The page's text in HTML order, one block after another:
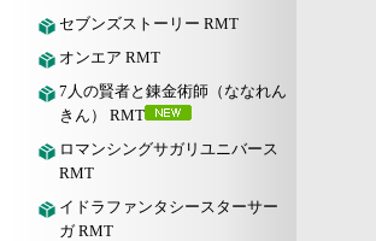
セブンズストーリー RMT
オンエア RMT
7人の賢者と錬金術師（ななれん
きん） RMT
ロマンシングサガリユニバース
RMT
イドラファンタシースターサー
ガ RMT